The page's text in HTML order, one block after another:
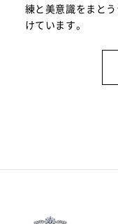
練と美意識をまと
けています。